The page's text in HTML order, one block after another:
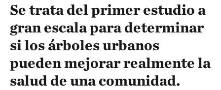
Se trata del primer estudio a
gran escala para determinar
si los árboles urbanos
pueden mejorar realmente la
salud de una comunidad.